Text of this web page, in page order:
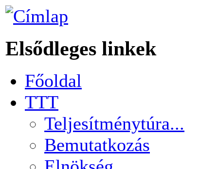
Elsődleges linkek
Főoldal
TTT
Teljesítménytúra...
Bemutatkozás